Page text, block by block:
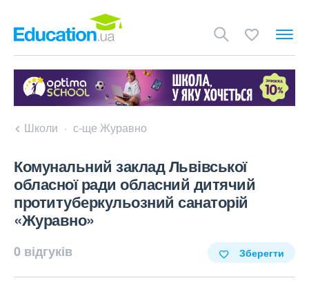
Школи с-ще Журавно
Комунальний заклад Львівської
обласної ради обласний дитячий
протитуберкульозний санаторій
«Журавно»
0 відгуків Зберегти